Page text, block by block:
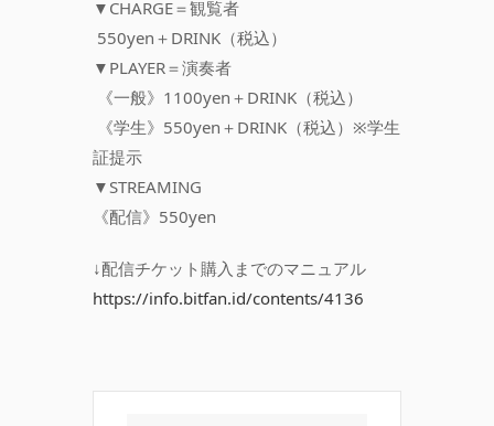
▼CHARGE＝観覧者
550yen＋DRINK（税込）
▼PLAYER＝演奏者
《一般》1100yen＋DRINK（税込）
《学生》550yen＋DRINK（税込）※学生
証提示
▼STREAMING
《配信》550yen
↓配信チケット購入までのマニュアル
https://info.bitfan.id/contents/4136